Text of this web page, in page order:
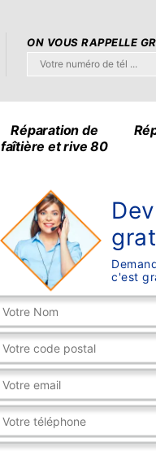
ON VOUS RAPPELLE
Réparation de
faîtière et rive 80
c'est